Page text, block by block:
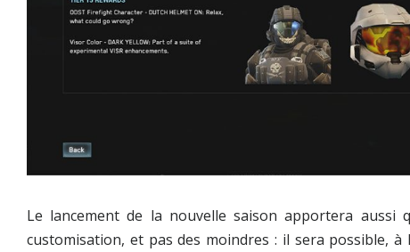
Le lancement de la nouvelle saison apportera aussi
customisation, et pas des moindres : il sera possible, à